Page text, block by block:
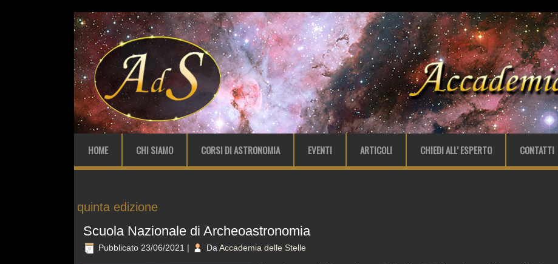
HOME CHI SIAMO CORSI DI ASTRONOMIA EVENTI ARTICOLI CHIEDI ALL’ ESPERTO CONTATTI
quinta edizione
Scuola Nazionale di Archeoastronomia
Pubblicato 23/06/2021 | Da Accademia delle Stelle